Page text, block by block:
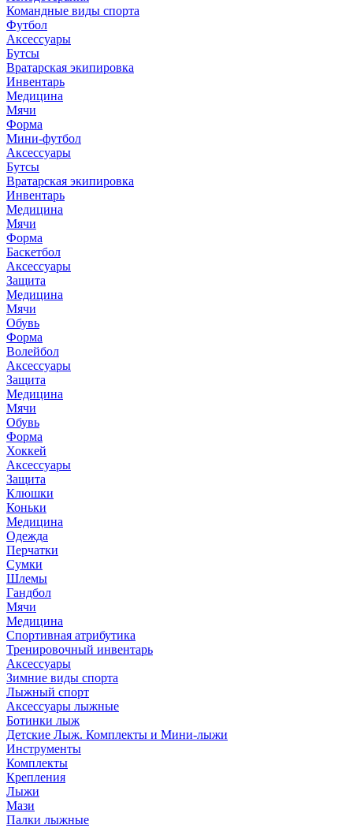
Командные виды спорта
Футбол
Аксессуары
Бутсы
Вратарская экипировка
Инвентарь
Медицина
Мячи
Форма
Мини-футбол
Аксессуары
Бутсы
Вратарская экипировка
Инвентарь
Медицина
Мячи
Форма
Баскетбол
Аксессуары
Защита
Медицина
Мячи
Обувь
Форма
Волейбол
Аксессуары
Защита
Медицина
Мячи
Обувь
Форма
Хоккей
Аксессуары
Защита
Клюшки
Коньки
Медицина
Одежда
Перчатки
Сумки
Шлемы
Гандбол
Мячи
Медицина
Спортивная атрибутика
Тренировочный инвентарь
Аксессуары
Зимние виды спорта
Лыжный спорт
Аксессуары лыжные
Ботинки лыж
Детские Лыж. Комплекты и Мини-лыжи
Инструменты
Комплекты
Крепления
Лыжи
Мази
Палки лыжные